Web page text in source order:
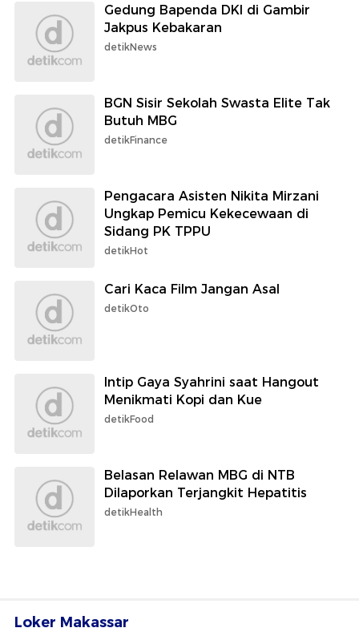
Gedung Bapenda DKI di Gambir
Jakpus Kebakaran
detikNews
BGN Sisir Sekolah Swasta Elite Tak
Butuh MBG
detikFinance
Pengacara Asisten Nikita Mirzani
Ungkap Pemicu Kekecewaan di
Sidang PK TPPU
detikHot
Cari Kaca Film Jangan Asal
detikOto
Intip Gaya Syahrini saat Hangout
Menikmati Kopi dan Kue
detikFood
Belasan Relawan MBG di NTB
Dilaporkan Terjangkit Hepatitis
detikHealth
Loker Makassar